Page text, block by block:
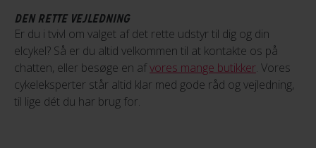
DEN RETTE VEJLEDNING
Er du i tvivl om valget af det rette udstyr til dig og din
elcykel? Så er du altid velkommen til at kontakte os på
chatten, eller besøge en afvores mange butikker. Vores
cykeleksperter står altid klar med gode råd og vejledning,
til lige dét du har brug for.